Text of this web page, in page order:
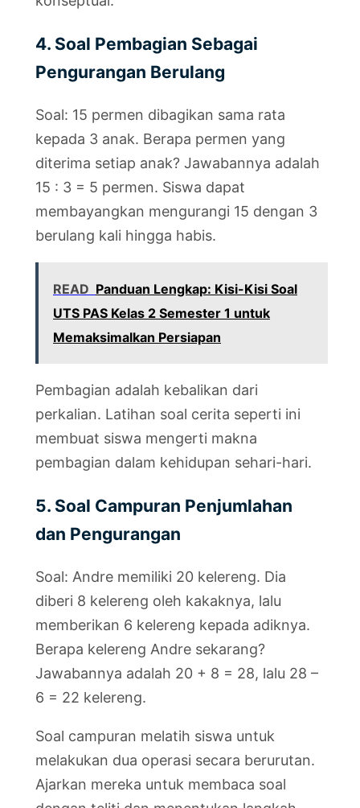
4. Soal Pembagian Sebagai
Pengurangan Berulang
Soal: 15 permen dibagikan sama rata
kepada 3 anak. Berapa permen yang
diterima setiap anak? Jawabannya adalah
15 : 3 = 5 permen. Siswa dapat
membayangkan mengurangi 15 dengan 3
berulang kali hingga habis.
READ Panduan Lengkap: Kisi-Kisi Soal
UTS PAS Kelas 2 Semester 1 untuk
Memaksimalkan Persiapan
Pembagian adalah kebalikan dari
perkalian. Latihan soal cerita seperti ini
membuat siswa mengerti makna
pembagian dalam kehidupan sehari-hari.
5. Soal Campuran Penjumlahan
dan Pengurangan
Soal: Andre memiliki 20 kelereng. Dia
diberi 8 kelereng oleh kakaknya, lalu
memberikan 6 kelereng kepada adiknya.
Berapa kelereng Andre sekarang?
Jawabannya adalah 20 + 8 = 28, lalu 28 –
6 = 22 kelereng.
Soal campuran melatih siswa untuk
melakukan dua operasi secara berurutan.
Ajarkan mereka untuk membaca soal